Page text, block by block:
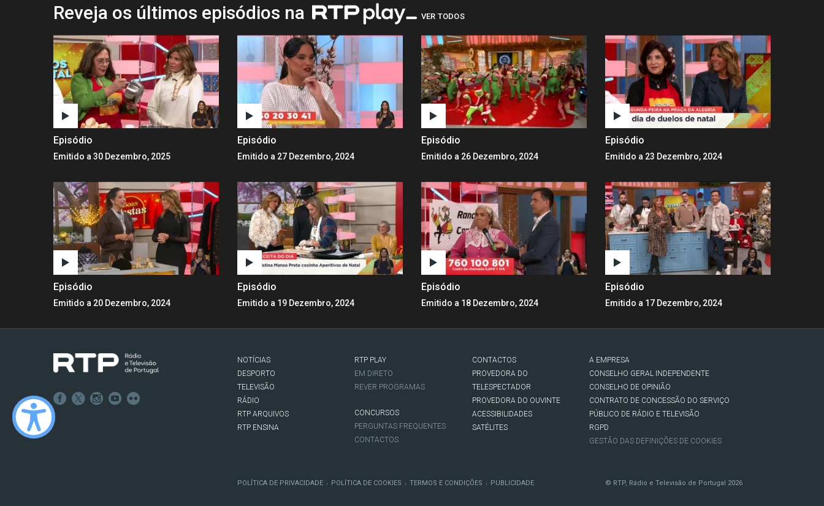
Reveja os últimos episódios na VER TODOS
Episódio
Emitido a 30 Dezembro, 2025
Episódio
Emitido a 27 Dezembro, 2024
Episódio
Emitido a 26 Dezembro, 2024
Episódio
Emitido a 23 Dezembro, 2024
Episódio
Emitido a 20 Dezembro, 2024
Episódio
Emitido a 19 Dezembro, 2024
Episódio
Emitido a 18 Dezembro, 2024
Episódio
Emitido a 17 Dezembro, 2024
NOTÍCIAS
DESPORTO
TELEVISÃO
RÁDIO
RTP ARQUIVOS
RTP ENSINA
RTP PLAY
EM DIRETO
REVER PROGRAMAS
CONCURSOS
PERGUNTAS FREQUENTES
CONTACTOS
CONTACTOS
PROVEDORA DO
TELESPECTADOR
PROVEDORA DO OUVINTE
ACESSIBILIDADES
SATÉLITES
A EMPRESA
CONSELHO GERAL INDEPENDENTE
CONSELHO DE OPINIÃO
CONTRATO DE CONCESSÃO DO SERVIÇO
PÚBLICO DE RÁDIO E TELEVISÃO
RGPD
GESTÃO DAS DEFINIÇÕES DE COOKIES
POLÍTICA DE PRIVACIDADE | POLÍTICA DE COOKIES | TERMOS E CONDIÇÕES | PUBLICIDADE © RTP, Rádio e Televisão de Portugal 2026